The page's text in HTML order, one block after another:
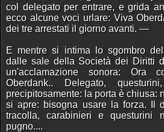
col delegato per entrare, e grida
ecco alcune voci urlare: Viva
dei tre arrestati il giorno avanti. —
E mentre si intima lo sgombro
dalle sale della Società dei Diritti
un'acclamazione sonora: Ora
Oberdank.. Delegato,
precipitosamente: la porta è chiusa:
si apre: bisogna usare la forza. Il
tracolla, carabinieri e
pugno....